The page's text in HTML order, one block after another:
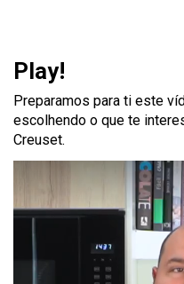
Play!
Preparamos para ti este
escolhendo o que te
Creuset.